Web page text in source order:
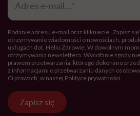
mail*
Podanie adresu e-mail oraz kliknięcie „Zapisz
otrzymywanie wiadomości o nowościach,
usługach dot. Hello Zdrowie. W dowolnym
otrzymywania newslettera. Wycofanie zgody nie
prawem przetwarzania, którego dokonano
z informacjami o przetwarzaniu danych
Ci prawach, w naszej Polityce prywatności.
Zapisz się